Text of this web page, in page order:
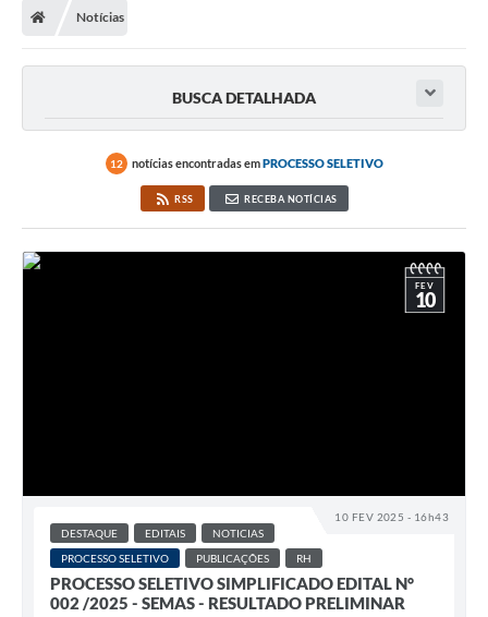
Notícias
BUSCA DETALHADA
12 notícias encontradas emPROCESSO SELETIVO
RSS RECEBA NOTÍCIAS
10 FEV 2025 - 16h43
FEV
10
DESTAQUE EDITAIS
NOTICIAS
PROCESSO SELETIVO
PUBLICAÇÕES RH
PROCESSO SELETIVO SIMPLIFICADO EDITAL N°
002 /2025 - SEMAS - RESULTADO PRELIMINAR